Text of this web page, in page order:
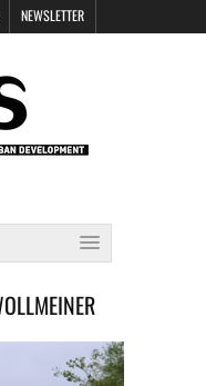
NEWSLETTER